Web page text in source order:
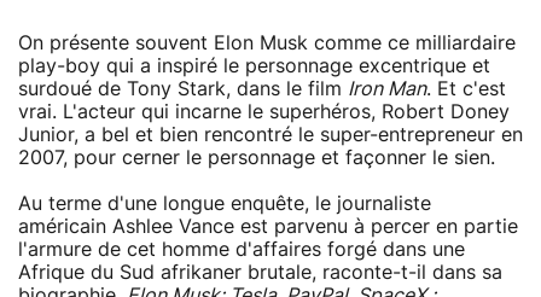
On présente souvent Elon Musk comme ce milliardaire
play-boy qui a inspiré le personnage excentrique et
surdoué de Tony Stark, dans le film Iron Man. Et c'est
vrai. L'acteur qui incarne le superhéros, Robert Doney
Junior, a bel et bien rencontré le super-entrepreneur en
2007, pour cerner le personnage et façonner le sien.
Au terme d'une longue enquête, le journaliste
américain Ashlee Vance est parvenu à percer en partie
l'armure de cet homme d'affaires forgé dans une
Afrique du Sud afrikaner brutale, raconte-t-il dans sa